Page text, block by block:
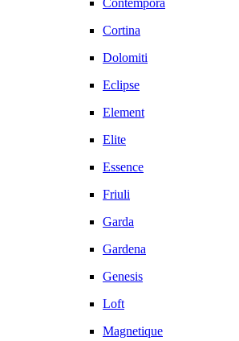
Contempora
Cortina
Dolomiti
Eclipse
Element
Elite
Essence
Friuli
Garda
Gardena
Genesis
Loft
Magnetique